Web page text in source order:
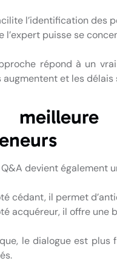
l’identification des
l’expert puisse se
répond à un
augmentent et les
Q&A devient également
cédant, il permet
acquéreur, il offre une
le dialogue est